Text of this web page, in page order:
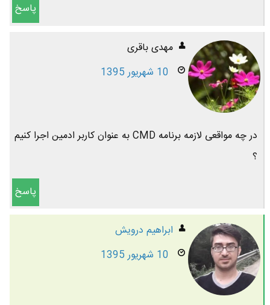
پاسخ
مهدی باقری
10 شهریور 1395
در چه مواقعی لازمه برنامه CMD به عنوان کاربر ادمین اجرا کنیم
؟
پاسخ
ابراهیم درویش
10 شهریور 1395